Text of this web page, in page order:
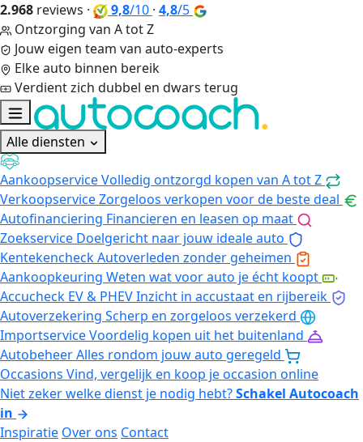
2.968 reviews · 9,8/10 · 4,8/5
Ontzorging van A tot Z
Jouw eigen team van auto-experts
Elke auto binnen bereik
Verdient zich dubbel en dwars terug
Alle diensten
AankoopserviceVolledig ontzorgd kopen van A tot Z
VerkoopserviceZorgeloos verkopen voor de beste deal
Autofinanciering Financieren en leasen op maat
Zoekservice Doelgericht naar jouw ideale auto
KentekencheckAutoverleden zonder geheimen
Aankoopkeuring Weten wat voor auto je écht koopt
Accucheck EV & PHEVInzicht in accustaat en rijbereik
Autoverzekering Scherp en zorgeloos verzekerd
ImportserviceVoordelig kopen uit het buitenland
AutobeheerAlles rondom jouw auto geregeld
Occasions Vind, vergelijk en koop je occasion online
Niet zeker welke dienst je nodig hebt?Schakel Autocoach
in
Inspiratie Over ons Contact